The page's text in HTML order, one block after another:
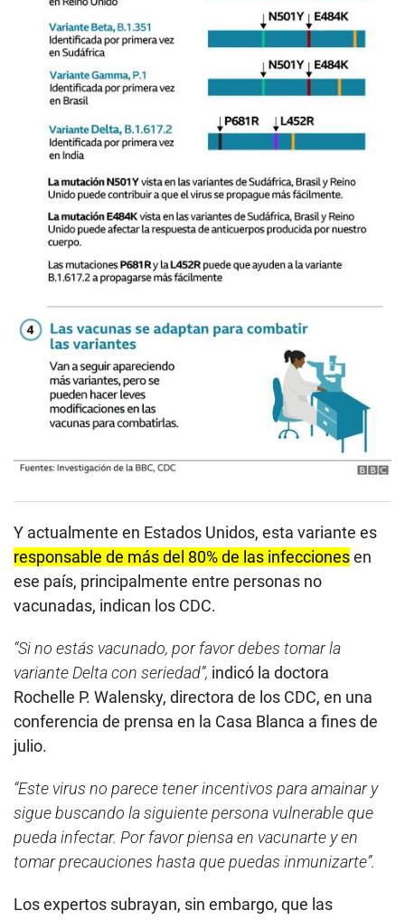
Y actualmente en Estados Unidos, esta variante es
responsable de más del 80% de las infeccionesen
ese país, principalmente entre personas no
vacunadas, indican los CDC.
“Si no estás vacunado, por favor debes tomar la
variante Delta con seriedad”, indicó la doctora
Rochelle P. Walensky, directora de los CDC, en una
conferencia de prensa en la Casa Blanca a fines de
julio.
“Este virus no parece tener incentivos para amainar y
sigue buscando la siguiente persona vulnerable que
pueda infectar. Por favor piensa en vacunarte y en
tomar precauciones hasta que puedas inmunizarte”.
Los expertos subrayan, sin embargo, que las